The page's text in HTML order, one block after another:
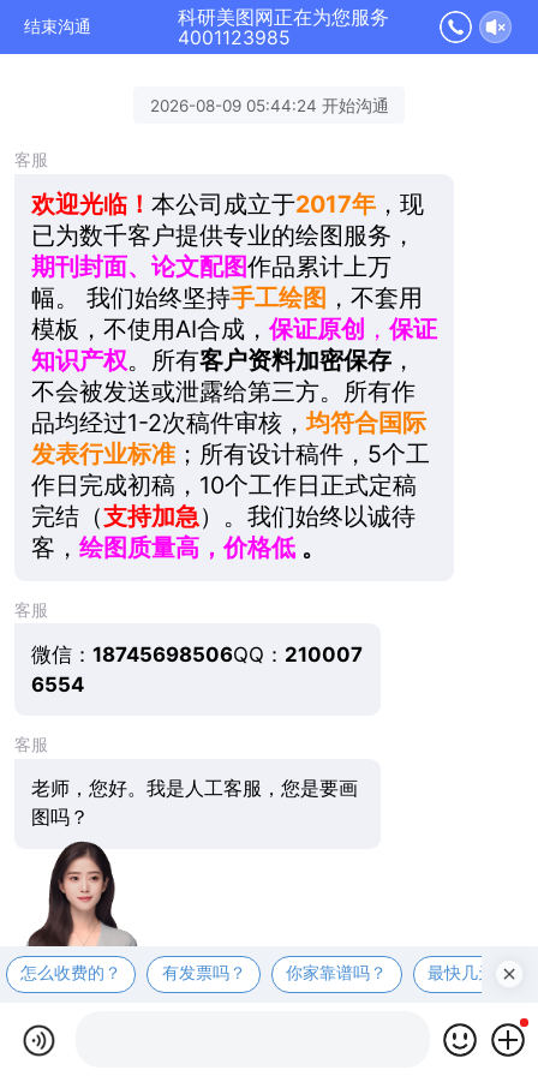
结束沟通
科研美图网正在为您服务
4001123985
2026-08-09 05:44:24 开始沟通
客服
欢迎光临！ 本公司成立于2017年，现
已为数千客户提供专业的绘图服务，
期刊封面、论文配图作品累计上万
幅。
我们始终坚持手工绘图 ，不套用
模板，不使用AI合成，保证原创 ，保证
知识产权。所有客户资料加密保存，
不会被发送或泄露给第三方。所有作
品均经过1-2次稿件审核，均符合国际
发表行业标准；所有设计稿件，5个工
作日完成初稿，10个工作日正式定稿
完结（支持加急）。我们始终以诚待
客， 绘图质量高，价格低 。
客服
微信： 18745698506QQ： 210007
6554
客服
老师，您好。我是人工客服，您是要画
图吗？
怎么收费的？ 有发票吗？ 你家靠谱吗？ 最快几天出图